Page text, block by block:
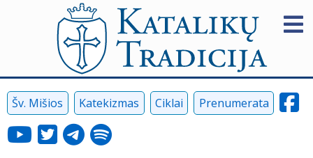
Šv. Mišios Katekizmas Ciklai Prenumerata